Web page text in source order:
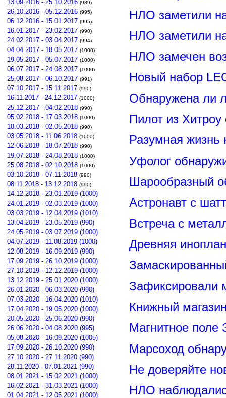
13.09.2016 - 25.10.2016 (989)
26.10.2016 - 05.12.2016 (995)
06.12.2016 - 15.01.2017 (995)
16.01.2017 - 23.02.2017 (990)
24.02.2017 - 03.04.2017 (994)
04.04.2017 - 18.05.2017 (1000)
19.05.2017 - 05.07.2017 (1000)
06.07.2017 - 24.08.2017 (1000)
25.08.2017 - 06.10.2017 (991)
07.10.2017 - 15.11.2017 (990)
16.11.2017 - 24.12.2017 (1000)
25.12.2017 - 04.02.2018 (990)
05.02.2018 - 17.03.2018 (1000)
18.03.2018 - 02.05.2018 (990)
03.05.2018 - 11.06.2018 (1000)
12.06.2018 - 18.07.2018 (990)
19.07.2018 - 24.08.2018 (1000)
25.08.2018 - 02.10.2018 (1000)
03.10.2018 - 07.11.2018 (990)
08.11.2018 - 13.12.2018 (990)
14.12.2018 - 23.01.2019 (1000)
24.01.2019 - 02.03.2019 (1000)
03.03.2019 - 12.04.2019 (1010)
13.04.2019 - 23.05.2019 (990)
24.05.2019 - 03.07.2019 (1000)
04.07.2019 - 11.08.2019 (1000)
12.08.2019 - 16.09.2019 (990)
17.09.2019 - 26.10.2019 (1000)
27.10.2019 - 12.12.2019 (1000)
13.12.2019 - 25.01.2020 (1000)
26.01.2020 - 06.03.2020 (990)
07.03.2020 - 16.04.2020 (1010)
17.04.2020 - 19.05.2020 (1000)
20.05.2020 - 25.06.2020 (990)
26.06.2020 - 04.08.2020 (995)
05.08.2020 - 16.09.2020 (1005)
17.09.2020 - 26.10.2020 (990)
27.10.2020 - 27.11.2020 (990)
28.11.2020 - 07.01.2021 (990)
08.01.2021 - 15.02.2021 (1000)
16.02.2021 - 31.03.2021 (1000)
01.04.2021 - 12.05.2021 (1000)
НЛО заметили
НЛО заметили
НЛО замечен
Новый набор
Обнаружена ли
Пилот из
Разумная
Уфолог
Шарообразный
Астронавт с
Встреча с
Древняя
Зафиксировали
Книжный
Магнитное поле
Марсоход
Не доверяйте
НЛО